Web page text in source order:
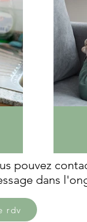
pouvez
dans
rdv